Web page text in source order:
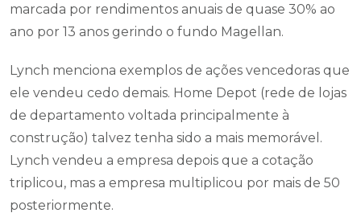
marcada por rendimentos anuais de quase 30% ao
ano por 13 anos gerindo o fundo Magellan.
Lynch menciona exemplos de ações vencedoras que
ele vendeu cedo demais. Home Depot (rede de lojas
de departamento voltada principalmente à
construção) talvez tenha sido a mais memorável.
Lynch vendeu a empresa depois que a cotação
triplicou, mas a empresa multiplicou por mais de 50
posteriormente.